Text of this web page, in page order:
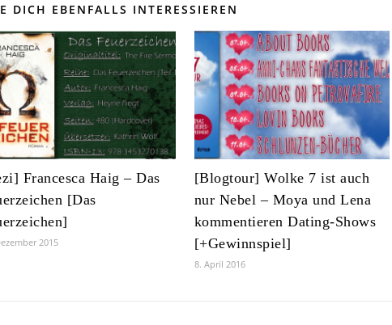
DICH EBENFALLS INTERESSIEREN
Francesca Haig – Das
[Das
2015
[Blogtour] Wolke 7 ist auch
nur Nebel – Moya und Lena
kommentieren Dating-Shows
[+Gewinnspiel]
8. April 2016